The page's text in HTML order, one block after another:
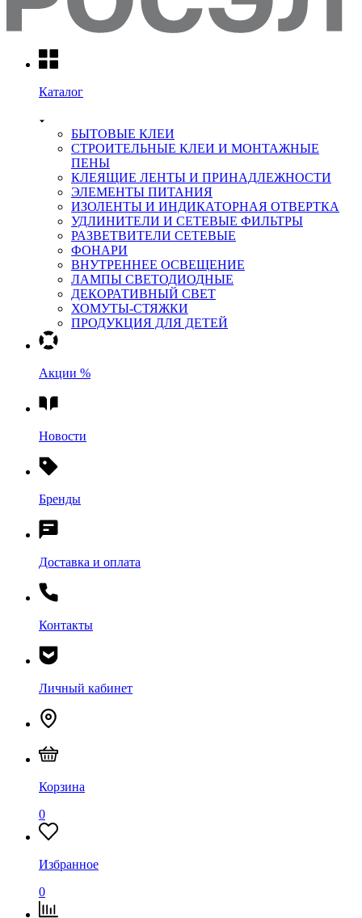
Каталог
БЫТОВЫЕ КЛЕИ
СТРОИТЕЛЬНЫЕ КЛЕИ И МОНТАЖНЫЕ
ПЕНЫ
КЛЕЯЩИЕ ЛЕНТЫ И ПРИНАДЛЕЖНОСТИ
ЭЛЕМЕНТЫ ПИТАНИЯ
ИЗОЛЕНТЫ И ИНДИКАТОРНАЯ ОТВЕРТКА
УДЛИНИТЕЛИ И СЕТЕВЫЕ ФИЛЬТРЫ
РАЗВЕТВИТЕЛИ СЕТЕВЫЕ
ФОНАРИ
ВНУТРЕННЕЕ ОСВЕЩЕНИЕ
ЛАМПЫ СВЕТОДИОДНЫЕ
ДЕКОРАТИВНЫЙ СВЕТ
ХОМУТЫ-СТЯЖКИ
ПРОДУКЦИЯ ДЛЯ ДЕТЕЙ
Акции %
Новости
Бренды
Доставка и оплата
Контакты
Личный кабинет
Корзина
0
Избранное
0